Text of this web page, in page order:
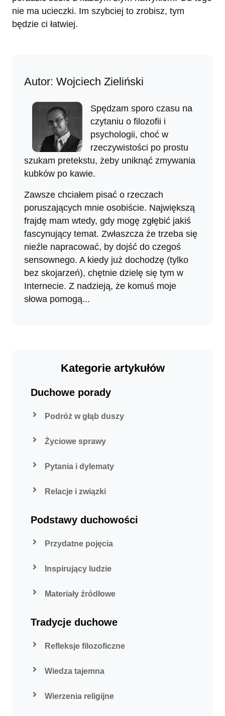
nie ma ucieczki. Im szybciej to zrobisz, tym
będzie ci łatwiej.
Autor: Wojciech Zieliński
Spędzam sporo czasu na
czytaniu o filozofii i
psychologii, choć w
rzeczywistości po prostu
szukam pretekstu, żeby uniknąć zmywania
kubków po kawie.
Zawsze chciałem pisać o rzeczach
poruszających mnie osobiście. Największą
frajdę mam wtedy, gdy mogę zgłębić jakiś
fascynujący temat. Zwłaszcza że trzeba się
nieźle napracować, by dojść do czegoś
sensownego. A kiedy już dochodzę (tylko
bez skojarzeń), chętnie dzielę się tym w
Internecie. Z nadzieją, że komuś moje
słowa pomogą...
Kategorie artykułów
Duchowe porady
Podróż w głąb duszy
Życiowe sprawy
Pytania i dylematy
Relacje i związki
Podstawy duchowości
Przydatne pojęcia
Inspirujący ludzie
Materiały źródłowe
Tradycje duchowe
Refleksje filozoficzne
Wiedza tajemna
Wierzenia religijne